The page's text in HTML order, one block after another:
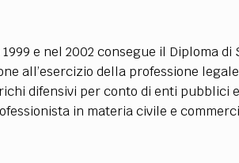
PARTNER COLLABORA CON NOI
e nel 2002 consegue il Diploma
all’esercizio della professione
difensivi per conto di enti pubblici
in materia civile e